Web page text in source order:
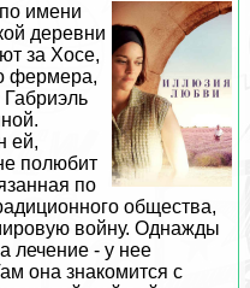
имени
деревни
за Хосе,
фермера,
ей,
полюбит
по
общества,
войну. Однажды
лечение - у нее
она знакомится с